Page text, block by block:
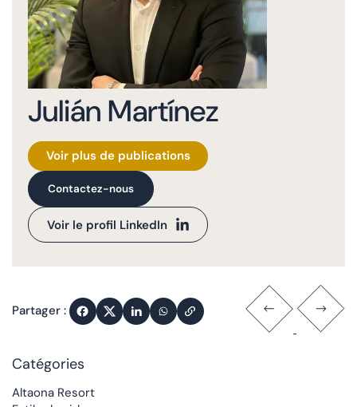
Julián Martínez
Voir plus de publications
Contactez-nous
Voir le profil LinkedIn
Partager :
Catégories
Altaona Resort